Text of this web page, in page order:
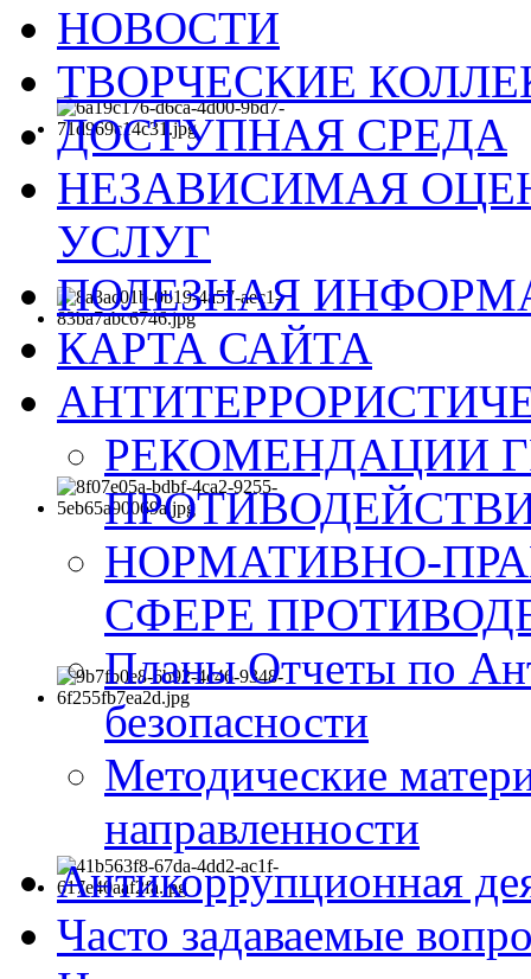
НОВОСТИ
ТВОРЧЕСКИЕ
ДОСТУПНАЯ СРЕДА
НЕЗАВИСИМАЯ
УСЛУГ
ПОЛЕЗНАЯ
КАРТА САЙТА
РЕКОМЕНДАЦИИ
НОРМАТИВНО-
СФЕРЕ
Планы Отчеты по
безопасности
Методические
направленности
Антикоррупционная
Часто задаваемые